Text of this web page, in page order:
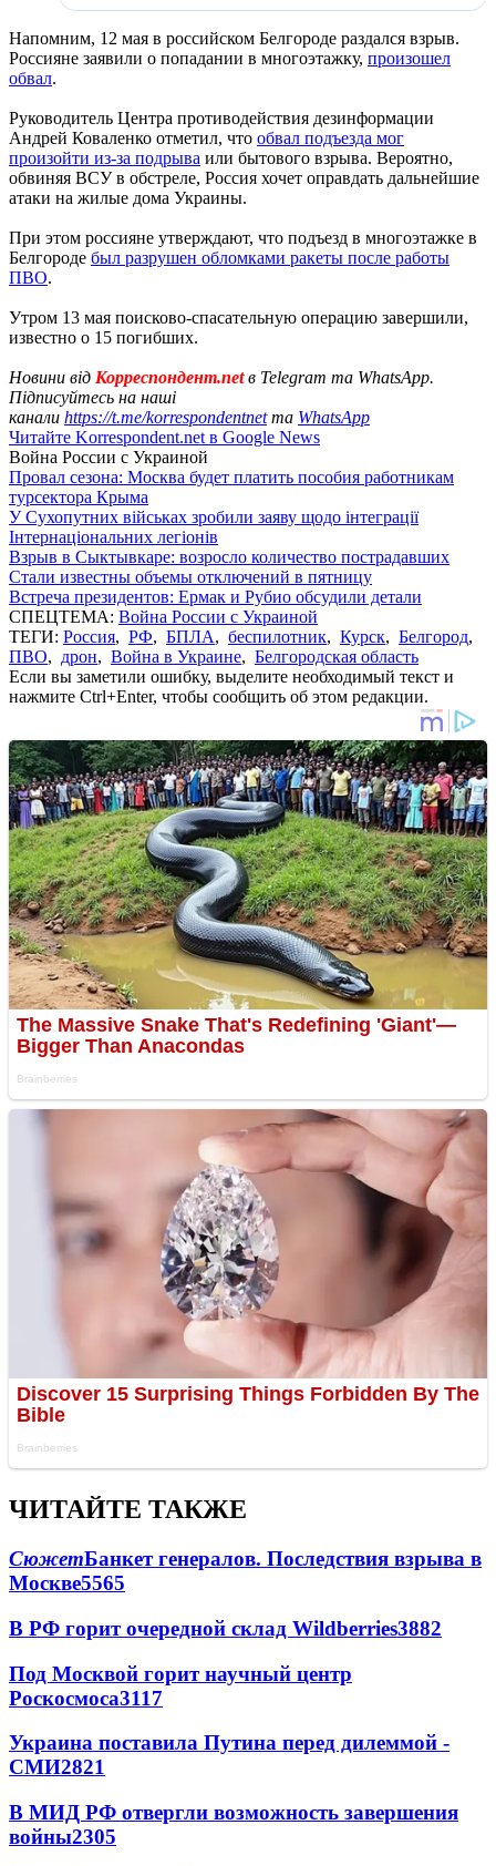
Напомним, 12 мая в российском Белгороде раздался взрыв.
Россияне заявили о попадании в многоэтажку, произошел
обвал.
Руководитель Центра противодействия дезинформации
Андрей Коваленко отметил, что обвал подъезда мог
произойти из-за подрыва или бытового взрыва. Вероятно,
обвиняя ВСУ в обстреле, Россия хочет оправдать дальнейшие
атаки на жилые дома Украины.
При этом россияне утверждают, что подъезд в многоэтажке в
Белгороде был разрушен обломками ракеты после работы
ПВО.
Утром 13 мая поисково-спасательную операцию завершили,
известно о 15 погибших.
Новини від Корреспондент.netв Telegram та WhatsApp.
Підписуйтесь на наші
канали https://t.me/korrespondentnetта WhatsApp
Читайте Korrespondent.net в Google News
Война России с Украиной
Провал сезона: Москва будет платить пособия работникам
турсектора Крыма
У Сухопутних військах зробили заяву щодо інтеграції
Інтернаціональних легіонів
Взрыв в Сыктывкаре: возросло количество пострадавших
Стали известны объемы отключений в пятницу
Встреча президентов: Ермак и Рубио обсудили детали
СПЕЦТЕМА: Война России с Украиной
ТЕГИ: Россия, РФ, БПЛА, беспилотник, Курск, Белгород,
ПВО, дрон, Война в Украине, Белгородская область
Если вы заметили ошибку, выделите необходимый текст и
нажмите Ctrl+Enter, чтобы сообщить об этом редакции.
ЧИТАЙТЕ ТАКЖЕ
СюжетБанкет генералов. Последствия взрыва в
Москве5565
В РФ горит очередной склад Wildberries3882
Под Москвой горит научный центр
Роскосмоса3117
Украина поставила Путина перед дилеммой -
СМИ2821
В МИД РФ отвергли возможность завершения
войны2305